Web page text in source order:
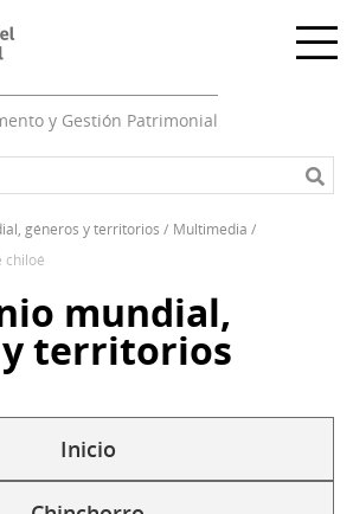
y Gestión Patrimonial
géneros y territorios
multimedia
chiloé
mundial,
y territorios
Inicio